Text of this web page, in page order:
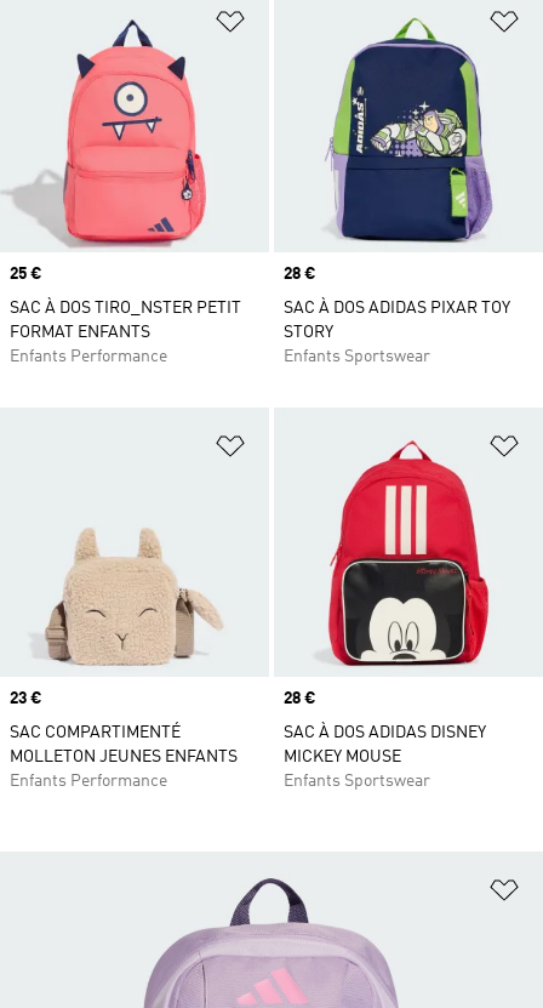
Ajouter à la Liste de produits
Prix
25 €
SAC À DOS TIRO_NSTER PETIT
FORMAT ENFANTS
Enfants Performance
Prix
28 €
SAC À DOS ADIDAS PIXAR TOY
STORY
Enfants Sportswear
Ajouter à la Liste de produits
Prix
23 €
SAC COMPARTIMENTÉ
MOLLETON JEUNES ENFANTS
Enfants Performance
Prix
28 €
SAC À DOS ADIDAS DISNEY
MICKEY MOUSE
Enfants Sportswear